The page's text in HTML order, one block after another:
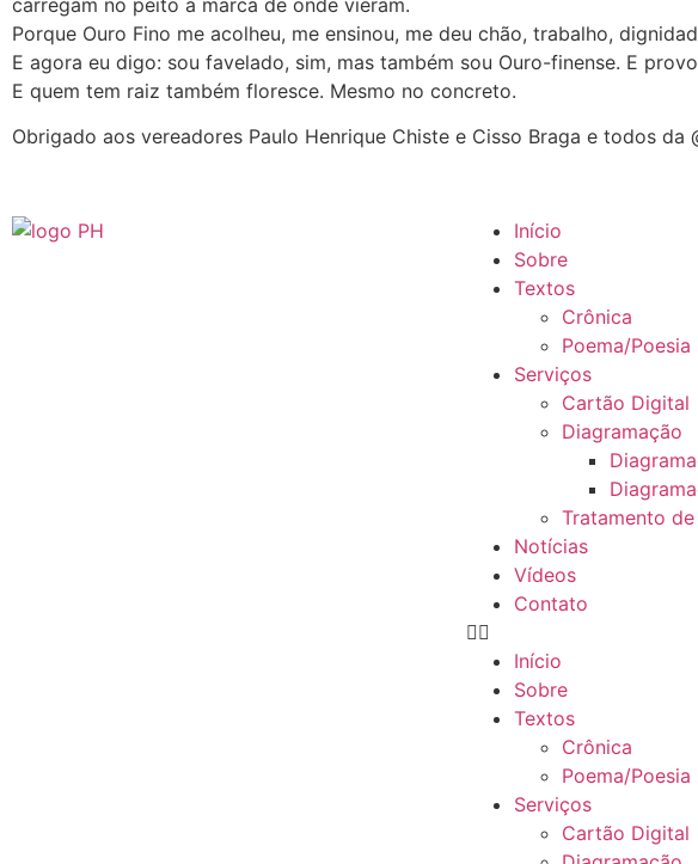
carregam no peito a marca de onde vieram.
Porque Ouro Fino me acolheu, me ensinou, me deu chão, trabalho,
E agora eu digo: sou favelado, sim, mas também sou Ouro-finense. E
E quem tem raiz também floresce. Mesmo no concreto.
Obrigado aos vereadores Paulo Henrique Chiste e Cisso Braga e todos da
Início
Sobre
Textos
Crônica
Poema/Poesia
Serviços
Cartão Digital
Diagramação
Tratamento
Notícias
Vídeos
Contato
Início
Sobre
Textos
Crônica
Poema/Poesia
Serviços
Cartão Digital